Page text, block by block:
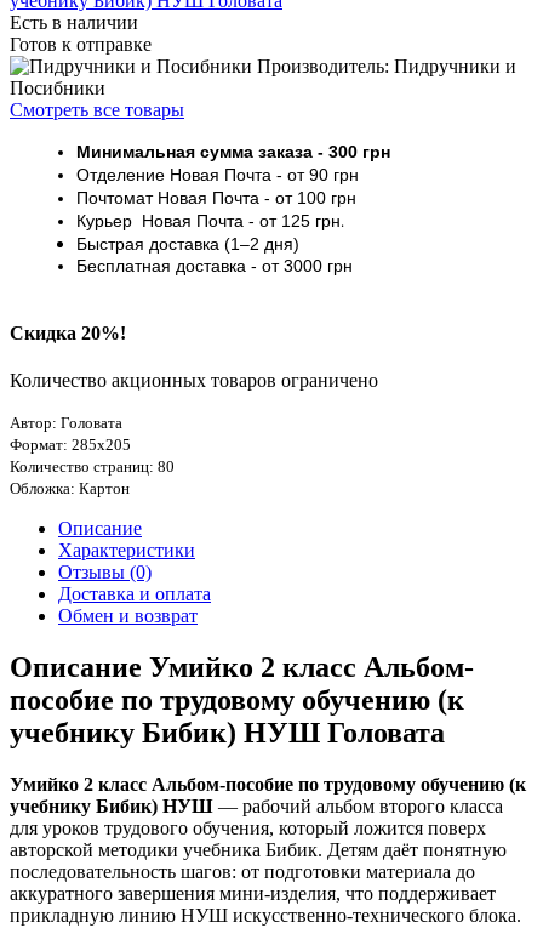
Есть в наличии
Готов к отправке
Производитель: Пидручники и
Посибники
Смотреть все товары
Минимальная сумма заказа - 300 грн
Отделение Новая Почта - от 90 грн
ПочтоматНовая Почта - от 100 грн
Курьер Новая Почта - от 125 грн.
Быстрая доставка (1–2 дня)
Бесплатная доставка - от 3000 грн
Скидка 20%!
Количество акционных товаров ограничено
Автор: Головата
Формат: 285х205
Количество страниц: 80
Обложка: Картон
Описание
Характеристики
Отзывы (0)
Доставка и оплата
Обмен и возврат
Описание Умийко 2 класс Альбом-
пособие по трудовому обучению (к
учебнику Бибик) НУШ Головата
Умийко 2 класс Альбом-пособие по трудовому обучению (к
учебнику Бибик) НУШ — рабочий альбом второго класса
для уроков трудового обучения, который ложится поверх
авторской методики учебника Бибик. Детям даёт понятную
последовательность шагов: от подготовки материала до
аккуратного завершения мини-изделия, что поддерживает
прикладную линию НУШ искусственно-технического блока.